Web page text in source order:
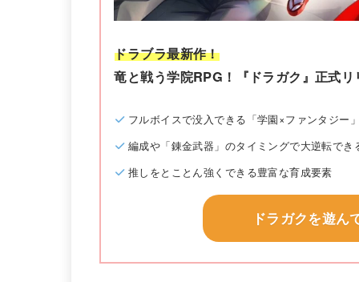
ドラブラ最新作！
竜と戦う学院RPG！『ドラガク』正式
フルボイスで没入できる「学園×ファンタジー
編成や「錬金武器」のタイミングで大逆転でき
推しをとことん強くできる豊富な育成要素
ドラガクを遊